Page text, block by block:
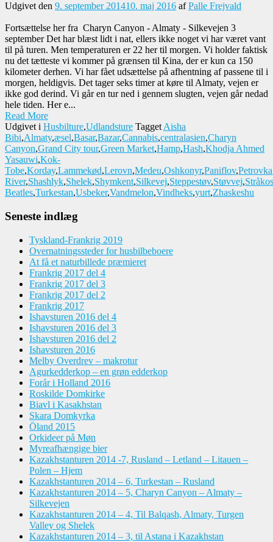
Udgivet den 9. september 201410. maj 2016 afPalle Frejvald
Fortsættelse her fra Charyn Canyon - Almaty - Silkevejen 3
september Det har blæst lidt i nat, ellers ikke noget vi har været vant
til på turen. Men temperaturen er 22 her til morgen. Vi holder faktisk
nu det tætteste vi kommer på grænsen til Kina, der er kun ca 150
kilometer derhen. Vi har fået udsættelse på afhentning af passene til i
morgen, heldigvis. Det tager seks timer at køre til Almaty, vejen er
ikke god derind. Vi går en tur ned i gennem slugten, vejen går nedad
hele tiden. Her e...
Read More
Udgivet i Husbilture,Udlandsture TaggetAisha
Bibi,Almaty,æsel,Basar,Bazar,Cannabis,centralasien,Charyn
Canyon,Grand City tour,Green Market,Hamp,Hash,Khodja Ahmed
Yasauwi,Kok-
Tobe,Korday,Lammekød,Lerovn,Medeu,Oshkonyr,Paniflov,Petrovka
River,Shashlyk,Shelek,Shymkent,Silkevej,Steppestøv,Støvvej,
Beatles,Turkestan,Usbeker,Vandmelon,Vindheks,yurt,Zhaskeshu
Seneste indlæg
Tyskland-Frankrig 2019
Overnatningssteder for husbilbeboere
At få et naturbillede præmieret
Frankrig 2017 del 4
Frankrig 2017 del 3
Frankrig 2017 del 2
Frankrig 2017
Ishavsturen 2016 del 4
Ishavsturen 2016 del 3
Ishavsturen 2016 del 2
Ishavsturen 2016
Melby Overdrev – makrotur
Agurkedderkop – en grøn edderkop
Forår i Holland 2016
Roskilde Domkirke
Biavl i Kasakhstan
Skara Domkyrka
Öland 2015
Orkideer på Møn
Myreafhængige bier
Kazakhstanturen 2014 -7, Rusland – Letland – Litauen –
Polen – Hjem
Kazakhstanturen 2014 – 6, Turkestan – Rusland
Kazakhstanturen 2014 – 5, Charyn Canyon – Almaty –
Silkevejen
Kazakhstanturen 2014 – 4, Til Balqash, Almaty, Turgen
Valley og Shelek
Kazakhstanturen 2014 – 3, til Astana i Kazakhstan